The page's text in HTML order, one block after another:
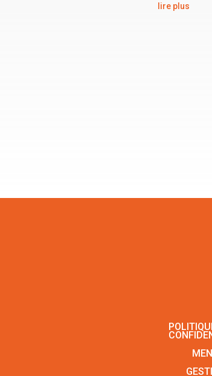
lire plus